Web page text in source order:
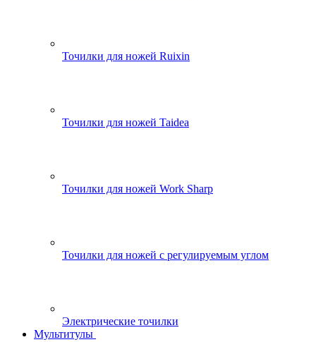
Точилки для ножей Ruixin
Точилки для ножей Taidea
Точилки для ножей Work Sharp
Точилки для ножей с регулируемым углом
Электрические точилки
Мультитулы